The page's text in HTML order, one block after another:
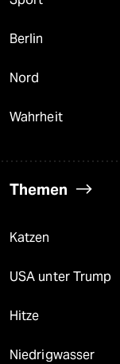
Berlin
Nord
Wahrheit
Themen
Katzen
USA unter Trump
Hitze
Niedrigwasser